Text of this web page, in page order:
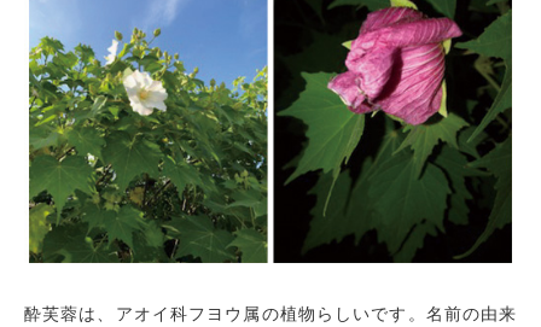
酔芙蓉は、アオイ科フヨウ属の植物らしいです。名前の由来